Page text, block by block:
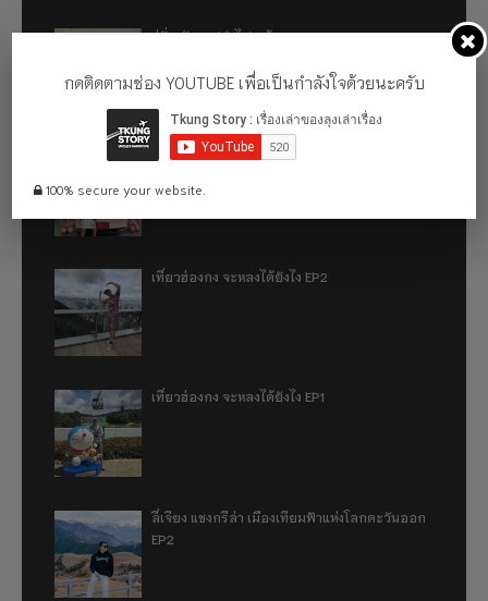
อู่ฮั่น ฉันมา (ทำไม) แล้ว 2024
รีวิว 1 ปีกับการใช้รถไฟฟ้า ora good cat ultra
เที่ยวฮ่องกง จะหลงได้ยังไง EP2
เที่ยวฮ่องกง จะหลงได้ยังไง EP1
ลี่เจียง แชงกรีล่า เมืองเทียมฟ้าแห่งโลกตะวันออก
EP2
กดติดตามช่อง YOUTUBE เพื่อเป็นกำลังใจด้วยนะครับ
100% secure your website.